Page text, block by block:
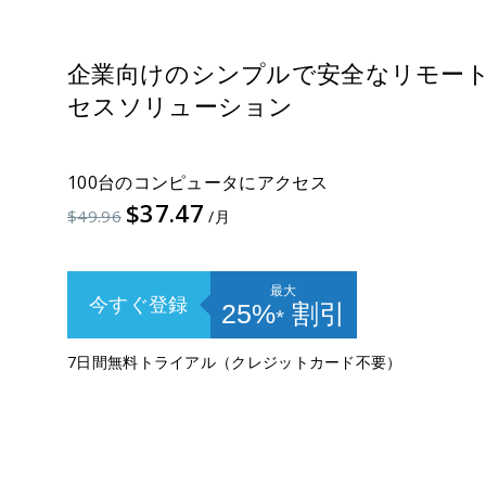
企業向けのシンプルで安全なリモー
セスソリューション
100台のコンピュータにアクセス
$49.96 $37.47 /月
今すぐ登録
最大
25%⁎割引
7日間無料トライアル（クレジットカード不要）